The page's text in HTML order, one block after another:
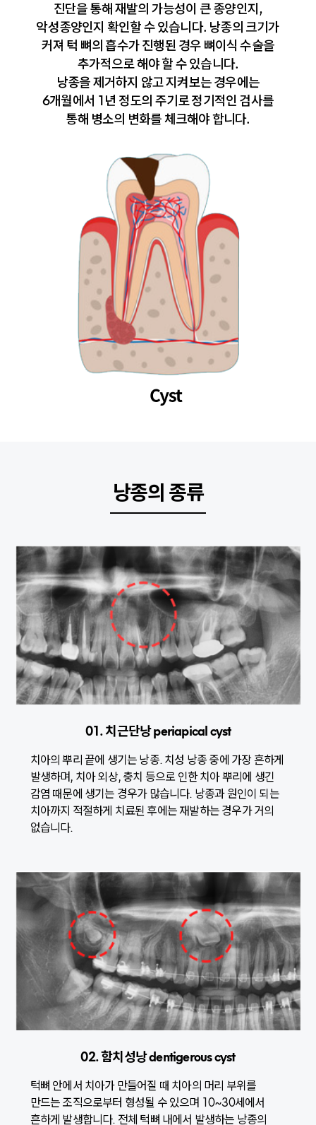
진단을 통해 재발의 가능성이 큰 종양인지,
악성종양인지 확인할 수 있습니다. 낭종의 크기가
커져 턱 뼈의 흡수가 진행된 경우 뼈이식 수술을
추가적으로 해야 할 수 있습니다.
낭종을 제거하지 않고 지켜보는 경우에는
6개월에서 1년 정도의 주기로 정기적인 검사를
통해 병소의 변화를 체크해야 합니다.
낭종의 종류
01. 치근단낭 periapical cyst
치아의 뿌리 끝에 생기는 낭종. 치성 낭종 중에 가장 흔하게
발생하며, 치아 외상, 충치 등으로 인한 치아 뿌리에 생긴
감염 때문에 생기는 경우가 많습니다. 낭종과 원인이 되는
치아까지 적절하게 치료된 후에는 재발하는 경우가 거의
없습니다.
02. 함치성낭 dentigerous cyst
턱뼈 안에서 치아가 만들어질 때 치아의 머리 부위를
만드는 조직으로부터 형성될 수 있으며 10~30세에서
흔하게 발생합니다. 전체 턱뼈 내에서 발생하는 낭종의